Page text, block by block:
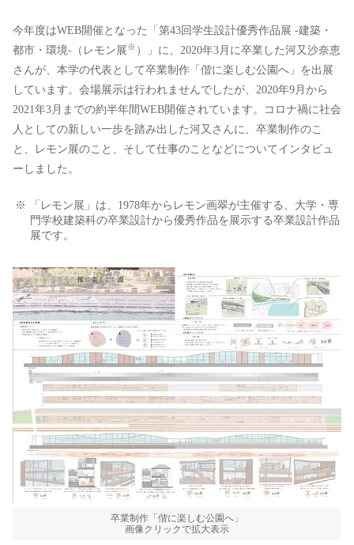
今年度はWEB開催となった「第43回学生設計優秀作品展 -建築・
都市・環境-（レモン展※ ）」に、2020年3月に卒業した河又沙奈恵
さんが、本学の代表として卒業制作「偕に楽しむ公園へ」を出展
しています。会場展示は行われませんでしたが、2020年9月から
2021年3月までの約半年間WEB開催されています。コロナ禍に社会
人としての新しい一歩を踏み出した河又さんに、卒業制作のこ
と、レモン展のこと、そして仕事のことなどについてインタビュ
ーしました。
※ 「レモン展」は、1978年からレモン画翠が主催する、大学・専
門学校建築科の卒業設計から優秀作品を展示する卒業設計作品
展です。
卒業制作「偕に楽しむ公園へ」
画像クリックで拡大表示